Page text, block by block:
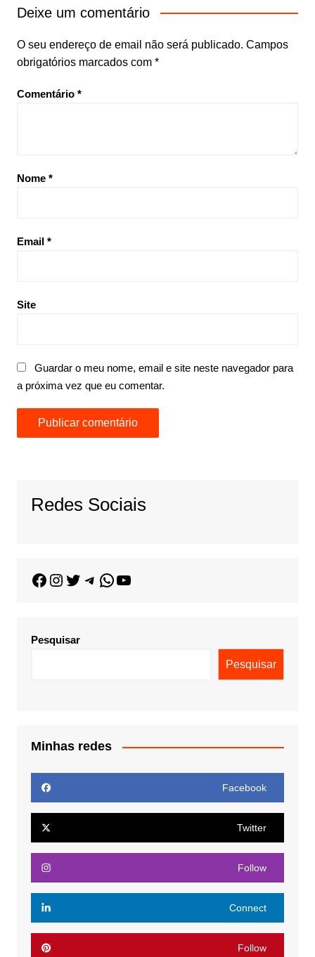
Deixe um comentário
O seu endereço de email não será publicado. Campos
obrigatórios marcados com *
Comentário *
Nome *
Email *
Site
Guardar o meu nome, email e site neste navegador para
a próxima vez que eu comentar.
Redes Sociais
Pesquisar
Pesquisar
Minhas redes
Facebook
Twitter
Follow
Connect
Follow